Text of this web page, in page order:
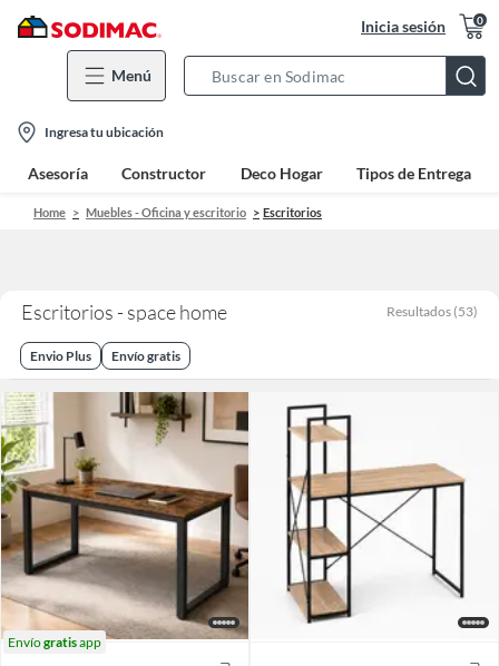
Inicia sesión 0
Menú
Bar
location-
icon
Ingresa tu ubicación
Asesoría Constructor Deco Hogar Tipos de Entrega
Home Muebles - Oficina y escritorio Escritorios
Escritorios - space home Resultados (53)
Envio Plus Envío gratis
Envíogratisapp